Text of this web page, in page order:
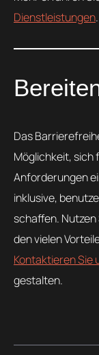
Dienstleistungen.
Das
Möglichkeit, sich
Anforderungen
inklusive,
schaffen.
den vielen
Kontaktieren Sie
gestalten.